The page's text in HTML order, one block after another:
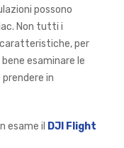
possono
Non tutti i
per
esaminare le
in
esame il DJI Flight